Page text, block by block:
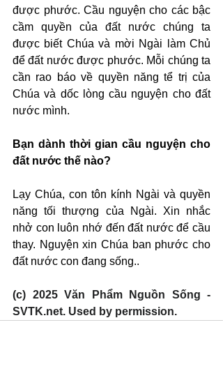
được phước. Cầu nguyện cho các bậc
cầm quyền của đất nước chúng ta
được biết Chúa và mời Ngài làm Chủ
để đất nước được phước. Mỗi chúng ta
cần rao báo về quyền năng tể trị của
Chúa và dốc lòng cầu nguyện cho đất
nước mình.
Bạn dành thời gian cầu nguyện cho
đất nước thế nào?
Lạy Chúa, con tôn kính Ngài và quyền
năng tối thượng của Ngài. Xin nhắc
nhở con luôn nhớ đến đất nước để cầu
thay. Nguyện xin Chúa ban phước cho
đất nước con đang sống..
(c) 2025 Văn Phẩm Nguồn Sống -
SVTK.net. Used by permission.